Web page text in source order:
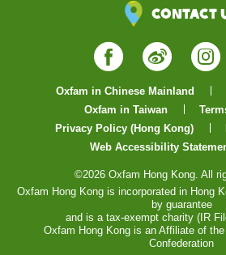
Contact
Facebook
Weibo
Oxfam in Chinese Mainland
Oxfam in Taiwan
Privacy Policy (Hong Kong)
Web Accessibility
©2026 Oxfam Hong Kong. All
Oxfam Hong Kong is incorporated in Hong
by guarantee
and is a tax-exempt charity (IR
Oxfam Hong Kong is an Affiliate of
Confederation